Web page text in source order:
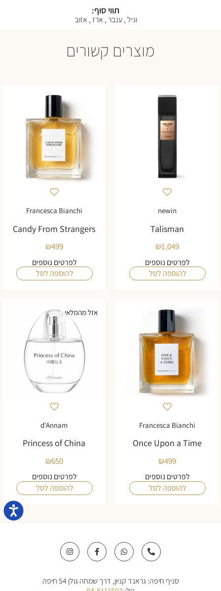
תווי סוף:
וניל , ענבר , ארז , אזוב
מוצרים קשורים
newin
Talisman
₪1,049
לפרטים נוספים
להוספה לסל
Francesca Bianchi
Candy From Strangers
₪499
לפרטים נוספים
להוספה לסל
Francesca Bianchi
Once Upon a Time
₪499
לפרטים נוספים
להוספה לסל
אזל מהמלאי
d'Annam
Princess of China
₪650
לפרטים נוספים
להוספה לסל
P
h
o
-
W
h
a
a
F
a
c
o
I
n
s
g
סניף חיפה: גראנד קניון, דרך שמחה גולן 54 חיפה